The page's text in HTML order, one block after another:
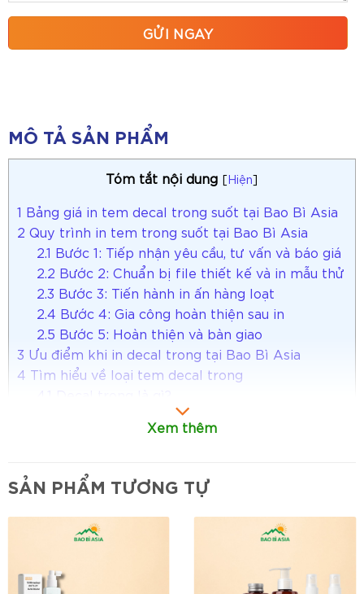
MÔ TẢ SẢN PHẨM
Tóm tắt nội dung [Hiện]
1 Bảng giá in tem decal trong suốt tại Bao Bì Asia
2 Quy trình in tem trong suốt tại Bao Bì Asia
2.1 Bước 1: Tiếp nhận yêu cầu, tư vấn và báo giá
2.2 Bước 2: Chuẩn bị file thiết kế và in mẫu thử
2.3 Bước 3: Tiến hành in ấn hàng loạt
2.4 Bước 4: Gia công hoàn thiện sau in
2.5 Bước 5: Hoàn thiện và bàn giao
3 Ưu điểm khi in decal trong tại Bao Bì Asia
4 Tìm hiểu về loại tem decal trong
Cấu tạo của tem decal trong
Decal trong suốt có mấy loại?
5Tổng hợp nhiều mẫu tem decal trong đẹp
6Ưu nhược điểm khi in tem decal trong
6.1Ưu điểm
Nhược điểm
7.1 Tem nhãn sản phẩm
Xem thêm
SẢN PHẨM TƯƠNG TỰ